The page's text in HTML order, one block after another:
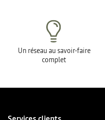
Un réseau au savoir-faire
complet